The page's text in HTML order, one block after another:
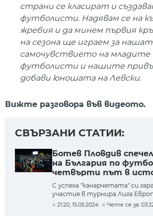
страни се класират и
футболисти. Надявам се на
жребия и да минем първия
на сезона ще играем за
самочувствието на младите
футболисти и нашите
добави юношата на Левски.
Вижте разговора във видеото.
СВЪРЗАНИ СТАТИИ:
Ботев Пловдив
на България по
четвърти път в
след зрелищен финал
С успеха "канарчетата" си
участие в турнира Лига
21:20, 15.05.2024 Чете се за: